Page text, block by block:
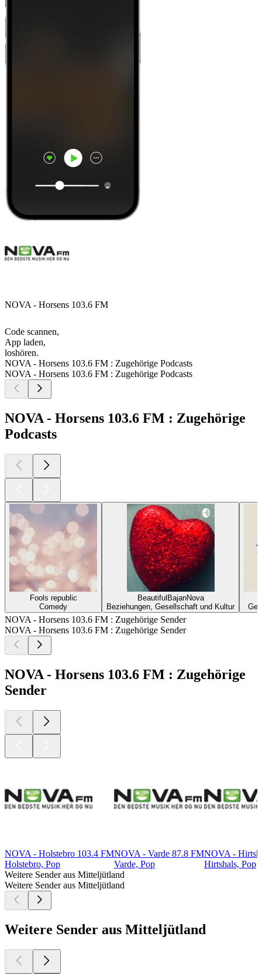
NOVA - Horsens 103.6 FM
Code scannen,
App laden,
loshören.
NOVA - Horsens 103.6 FM : Zugehörige Podcasts
NOVA - Horsens 103.6 FM : Zugehörige Podcasts
NOVA - Horsens 103.6 FM : Zugehörige
Podcasts
Fools republic
Comedy
BeautifulBajanNova
Beziehungen, Gesellschaft und Kultur
NOVA - Horsens 103.6 FM : Zugehörige Sender
NOVA - Horsens 103.6 FM : Zugehörige Sender
NOVA - Horsens 103.6 FM : Zugehörige
Sender
NOVA - Holstebro 103.4 FM
Holstebro, Pop
NOVA - Varde 87.8 FM
Varde, Pop
NOVA -
Hirtshals, Pop
Weitere Sender aus Mitteljütland
Weitere Sender aus Mitteljütland
Weitere Sender aus Mitteljütland